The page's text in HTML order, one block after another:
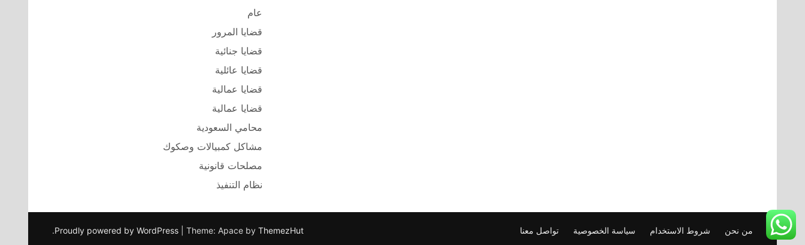
عام
قضايا المرور
قضايا جنائية
قضايا عائلية
قضايا عمالية
قضايا عمالية
محامي السعودية
مشاكل كمبيالات وصكوك
مصلحات قانونية
نظام التنفيذ
من نحن شروط الاستخدام سياسة الخصوصية تواصل معنا Proudly powered by WordPress Theme: Apace by ThemezHut
.